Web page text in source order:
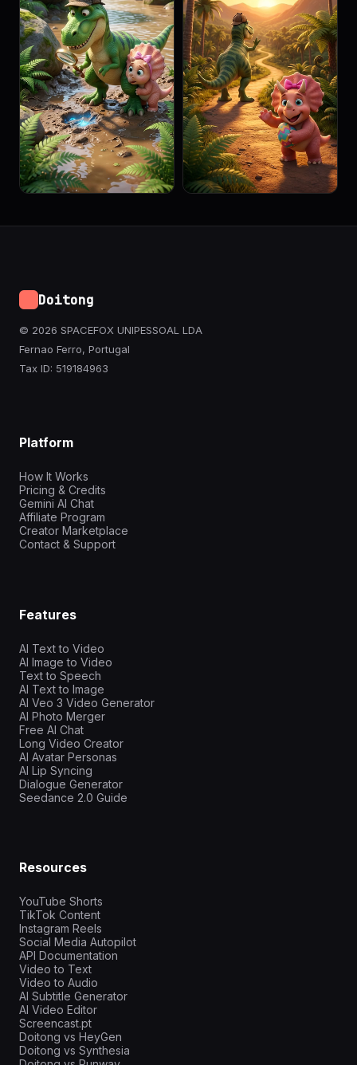
Doitong
© 2026 SPACEFOX UNIPESSOAL LDA
Fernao Ferro, Portugal
Tax ID: 519184963
Platform
How It Works
Pricing & Credits
Gemini AI Chat
Affiliate Program
Creator Marketplace
Contact & Support
Features
AI Text to Video
AI Image to Video
Text to Speech
AI Text to Image
AI Veo 3 Video Generator
AI Photo Merger
Free AI Chat
Long Video Creator
AI Avatar Personas
AI Lip Syncing
Dialogue Generator
Seedance 2.0 Guide
Resources
YouTube Shorts
TikTok Content
Instagram Reels
Social Media Autopilot
API Documentation
Video to Text
Video to Audio
AI Subtitle Generator
AI Video Editor
Screencast.pt
Doitong vs HeyGen
Doitong vs Synthesia